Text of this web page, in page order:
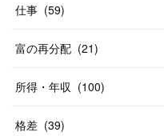
仕事 (59)
富の再分配 (21)
所得・年収 (100)
格差 (39)